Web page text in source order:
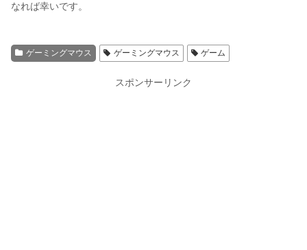
なれば幸いです。
ゲーミングマウス ゲーミングマウス ゲーム
スポンサーリンク